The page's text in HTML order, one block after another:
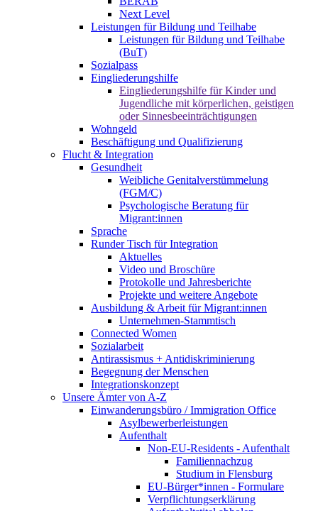
Next Level
Leistungen für Bildung und Teilhabe
Leistungen für Bildung und Teilhabe
(BuT)
Sozialpass
Eingliederungshilfe
Eingliederungshilfe für Kinder und
Jugendliche mit körperlichen, geistigen
oder Sinnesbeeinträchtigungen
Wohngeld
Beschäftigung und Qualifizierung
Flucht & Integration
Gesundheit
Weibliche Genitalverstümmelung
(FGM/C)
Psychologische Beratung für
Migrant:innen
Sprache
Runder Tisch für Integration
Aktuelles
Video und Broschüre
Protokolle und Jahresberichte
Projekte und weitere Angebote
Ausbildung & Arbeit für Migrant:innen
Unternehmen-Stammtisch
Connected Women
Sozialarbeit
Antirassismus + Antidiskriminierung
Begegnung der Menschen
Integrationskonzept
Unsere Ämter von A-Z
Einwanderungsbüro / Immigration Office
Asylbewerberleistungen
Aufenthalt
Non-EU-Residents - Aufenthalt
Familiennachzug
Studium in Flensburg
EU-Bürger*innen - Formulare
Verpflichtungserklärung